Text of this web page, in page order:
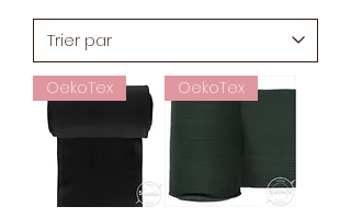
OekoTex OekoTex